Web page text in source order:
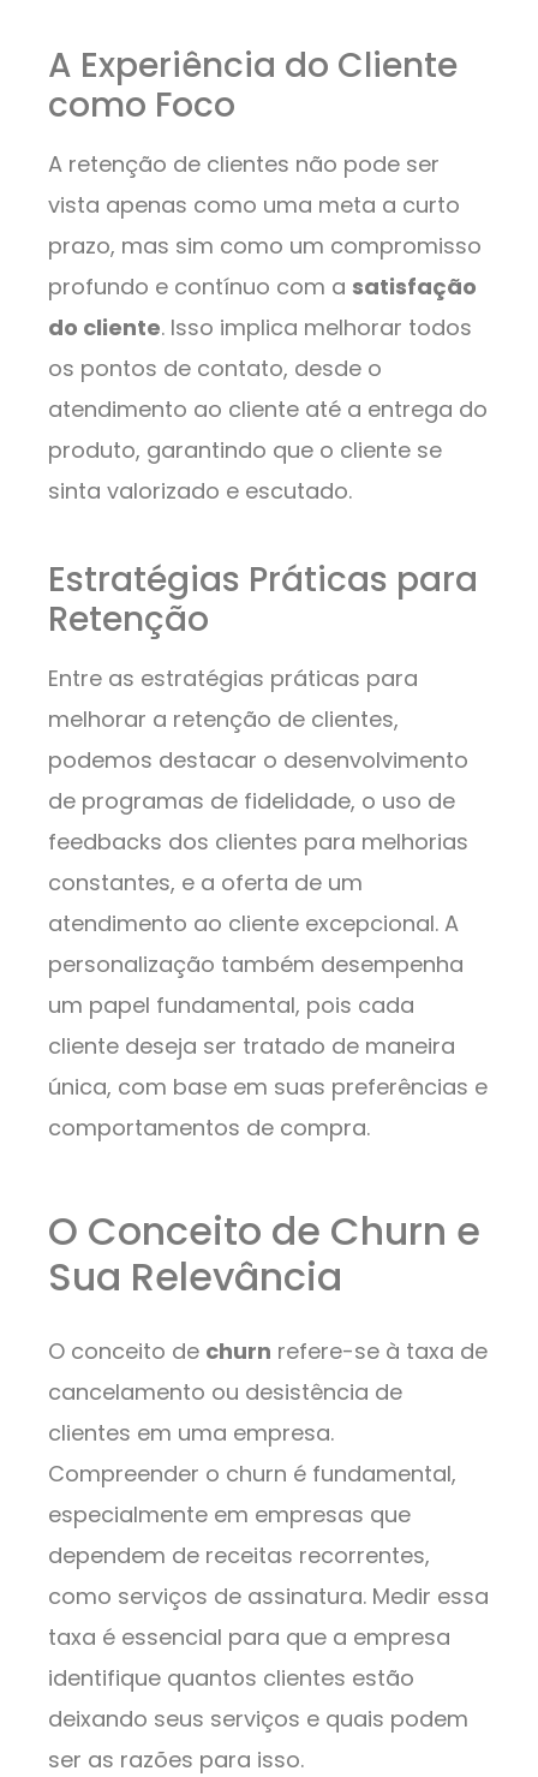
A Experiência do Cliente
como Foco
A retenção de clientes não pode ser
vista apenas como uma meta a curto
prazo, mas sim como um compromisso
profundo e contínuo com a satisfação
do cliente. Isso implica melhorar todos
os pontos de contato, desde o
atendimento ao cliente até a entrega do
produto, garantindo que o cliente se
sinta valorizado e escutado.
Estratégias Práticas para
Retenção
Entre as estratégias práticas para
melhorar a retenção de clientes,
podemos destacar o desenvolvimento
de programas de fidelidade, o uso de
feedbacks dos clientes para melhorias
constantes, e a oferta de um
atendimento ao cliente excepcional. A
personalização também desempenha
um papel fundamental, pois cada
cliente deseja ser tratado de maneira
única, com base em suas preferências e
comportamentos de compra.
O Conceito de Churn e
Sua Relevância
O conceito de churn refere-se à taxa de
cancelamento ou desistência de
clientes em uma empresa.
Compreender o churn é fundamental,
especialmente em empresas que
dependem de receitas recorrentes,
como serviços de assinatura. Medir essa
taxa é essencial para que a empresa
identifique quantos clientes estão
deixando seus serviços e quais podem
ser as razões para isso.